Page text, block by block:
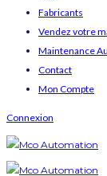
Fabricants
Vendez votre
Maintenance
Contact
Mon Compte
Connexion